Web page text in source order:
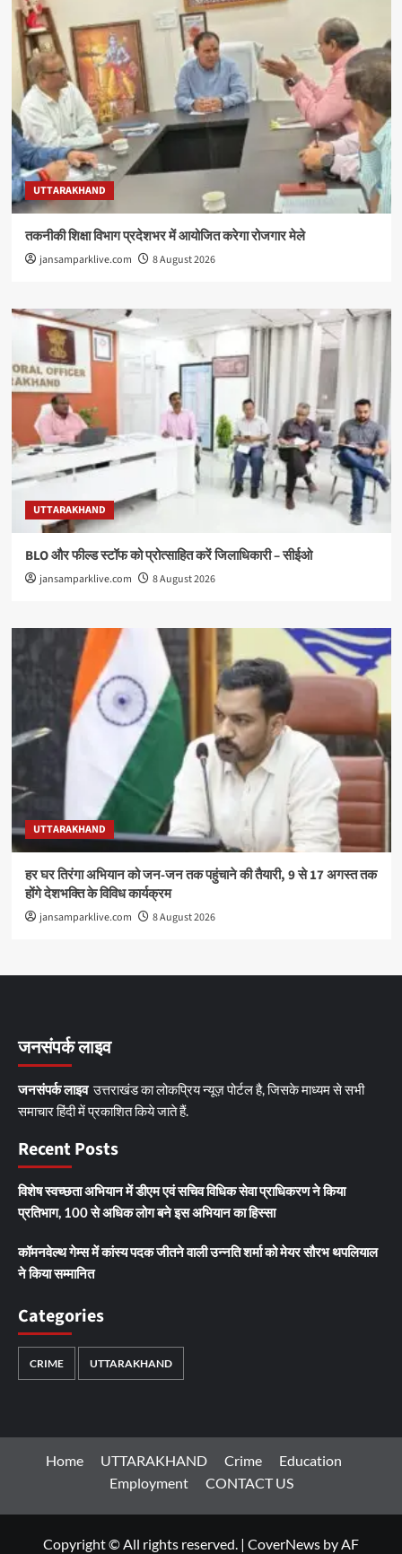
UTTARAKHAND
तकनीकी शिक्षा विभाग प्रदेशभर में आयोजित करेगा रोजगार मेले
jansamparklive.com 8 August 2026
UTTARAKHAND
BLO और फील्ड स्टॉफ को प्रोत्साहित करें जिलाधिकारी – सीईओ
jansamparklive.com 8 August 2026
UTTARAKHAND
हर घर तिरंगा अभियान को जन-जन तक पहुंचाने की तैयारी, 9 से 17 अगस्त तक
होंगे देशभक्ति के विविध कार्यक्रम
jansamparklive.com 8 August 2026
जनसंपर्क लाइव
जनसंपर्क लाइवउत्तराखंड का लोकप्रिय न्यूज़ पोर्टल है, जिसके माध्यम से सभी
समाचार हिंदी में प्रकाशित किये जाते हैं.
Recent Posts
विशेष स्वच्छता अभियान में डीएम एवं सचिव विधिक सेवा प्राधिकरण ने किया
प्रतिभाग, 100 से अधिक लोग बने इस अभियान का हिस्सा
कॉमनवेल्थ गेम्स में कांस्य पदक जीतने वाली उन्नति शर्मा को मेयर सौरभ थपलियाल
ने किया सम्मानित
Categories
CRIME UTTARAKHAND
Home UTTARAKHAND Crime
Education
Employment
CONTACT US
Copyright © All rights reserved. | CoverNews by AF